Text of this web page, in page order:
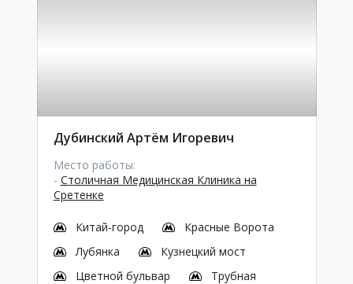
Дубинский Артём Игоревич
Место работы:
- Столичная Медицинская Клиника на
Сретенке
Китай-город
Красные Ворота
Лубянка
Кузнецкий мост
Цветной бульвар
Трубная